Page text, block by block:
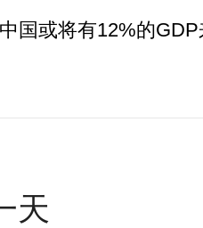
国或将有12%的
天